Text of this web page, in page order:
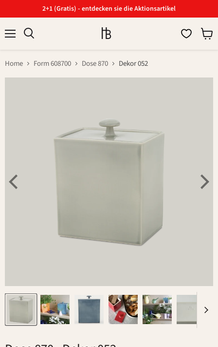
2+1 (Gratis) - entdecken sie die Aktionsartikel
Home Form 608700 Dose 870 Dekor 052